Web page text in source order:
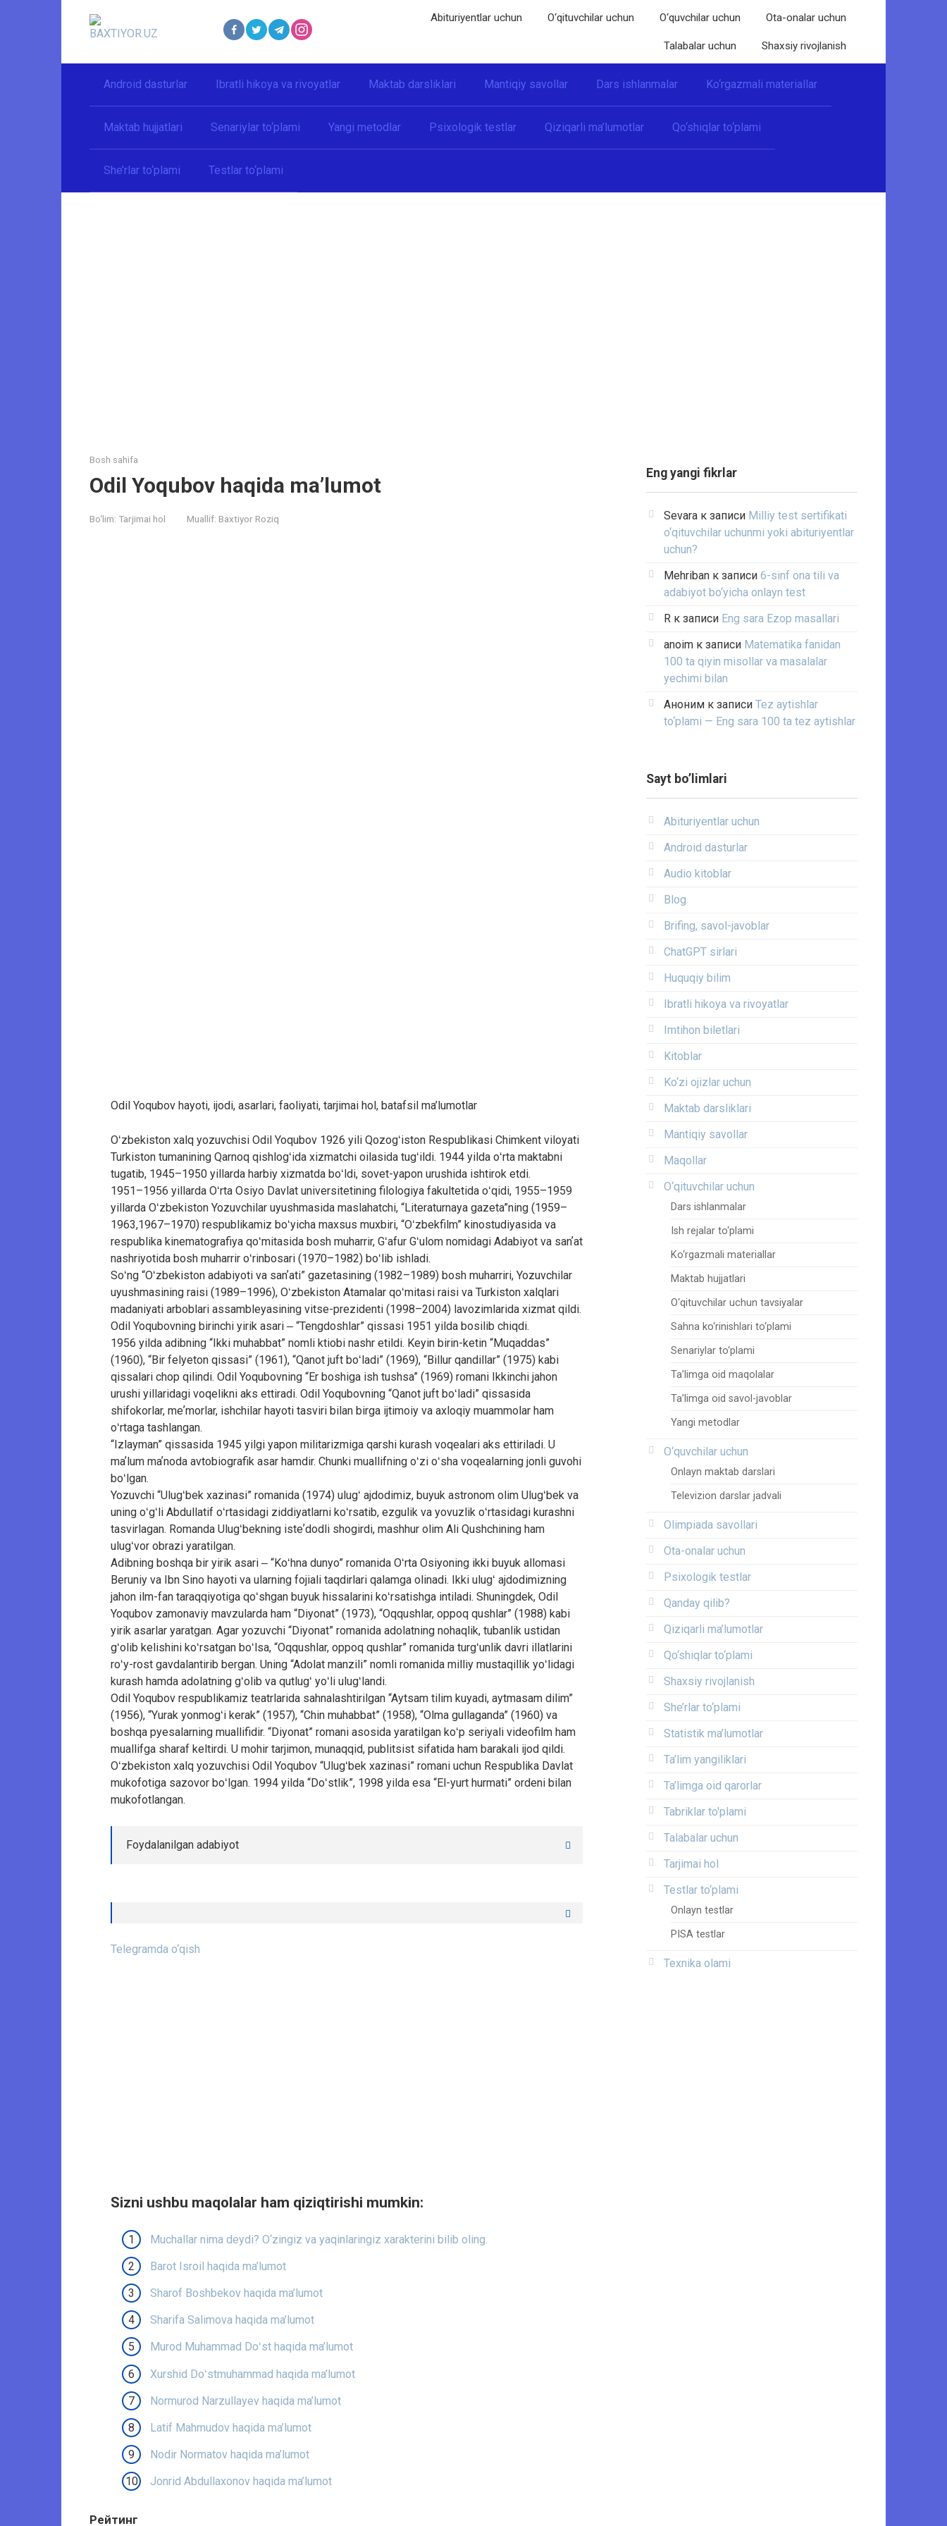
Abituriyentlar uchun O‘qituvchilar uchun O‘quvchilar uchun Ota-onalar uchun
Talabalar uchun Shaxsiy rivojlanish
Android dasturlar Ibratli hikoya va rivoyatlar Maktab darsliklari Mantiqiy savollar Dars ishlanmalar Ko‘rgazmali materiallar
Maktab hujjatlari Senariylar to‘plami Yangi metodlar Psixologik testlar Qiziqarli ma’lumotlar Qo‘shiqlar to‘plami
She’rlar to‘plami Testlar to‘plami
Bosh sahifa
Odil Yoqubov haqida ma’lumot
Bo‘lim: Tarjimai hol Muallif: Baxtiyor Roziq
Odil Yoqubov hayoti, ijodi, asarlari, faoliyati, tarjimai hol, batafsil ma’lumotlar
Oʻzbekiston xalq yozuvchisi Odil Yoqubov 1926 yili Qozogʻiston Respublikasi Chimkent viloyati
Turkiston tumanining Qarnoq qishlogʻida xizmatchi oilasida tugʻildi. 1944 yilda oʻrta maktabni
tugatib, 1945–1950 yillarda harbiy xizmatda boʻldi, sovet-yapon urushida ishtirok etdi.
1951–1956 yillarda Oʻrta Osiyo Davlat universitetining filologiya fakultetida oʻqidi, 1955–1959
yillarda Oʻzbekiston Yozuvchilar uyushmasida maslahatchi, “Literaturnaya gazeta”ning (1959–
1963,1967–1970) respublikamiz boʻyicha maxsus muxbiri, “Oʻzbekfilm” kinostudiyasida va
respublika kinematografiya qoʻmitasida bosh muharrir, Gʻafur Gʻulom nomidagi Adabiyot va sanʼat
nashriyotida bosh muharrir oʻrinbosari (1970–1982) boʻlib ishladi.
Soʻng “Oʻzbekiston adabiyoti va sanʼati” gazetasining (1982–1989) bosh muharriri, Yozuvchilar
uyushmasining raisi (1989–1996), Oʻzbekiston Atamalar qoʻmitasi raisi va Turkiston xalqlari
madaniyati arboblari assambleyasining vitse-prezidenti (1998–2004) lavozimlarida xizmat qildi.
Odil Yoqubovning birinchi yirik asari ‒ “Tengdoshlar” qissasi 1951 yilda bosilib chiqdi.
1956 yilda adibning “Ikki muhabbat” nomli ktiobi nashr etildi. Keyin birin-ketin “Muqaddas”
(1960), “Bir felyeton qissasi” (1961), “Qanot juft boʻladi” (1969), “Billur qandillar” (1975) kabi
qissalari chop qilindi. Odil Yoqubovning “Er boshiga ish tushsa” (1969) romani Ikkinchi jahon
urushi yillaridagi voqelikni aks ettiradi. Odil Yoqubovning “Qanot juft boʻladi” qissasida
shifokorlar, meʼmorlar, ishchilar hayoti tasviri bilan birga ijtimoiy va axloqiy muammolar ham
oʻrtaga tashlangan.
“Izlayman” qissasida 1945 yilgi yapon militarizmiga qarshi kurash voqealari aks ettiriladi. U
maʼlum maʼnoda avtobiografik asar hamdir. Chunki muallifning oʻzi oʻsha voqealarning jonli guvohi
boʻlgan.
Yozuvchi “Ulugʻbek xazinasi” romanida (1974) ulugʻ ajdodimiz, buyuk astronom olim Ulugʻbek va
uning oʻgʻli Abdullatif oʻrtasidagi ziddiyatlarni koʻrsatib, ezgulik va yovuzlik oʻrtasidagi kurashni
tasvirlagan. Romanda Ulugʻbekning isteʼdodli shogirdi, mashhur olim Ali Qushchining ham
ulugʻvor obrazi yaratilgan.
Adibning boshqa bir yirik asari ‒ “Koʻhna dunyo” romanida Oʻrta Osiyoning ikki buyuk allomasi
Beruniy va Ibn Sino hayoti va ularning fojiali taqdirlari qalamga olinadi. Ikki ulugʻ ajdodimizning
jahon ilm-fan taraqqiyotiga qoʻshgan buyuk hissalarini koʻrsatishga intiladi. Shuningdek, Odil
Yoqubov zamonaviy mavzularda ham “Diyonat” (1973), “Oqqushlar, oppoq qushlar” (1988) kabi
yirik asarlar yaratgan. Agar yozuvchi “Diyonat” romanida adolatning nohaqlik, tubanlik ustidan
gʻolib kelishini koʻrsatgan boʻlsa, “Oqqushlar, oppoq qushlar” romanida turgʻunlik davri illatlarini
roʻy-rost gavdalantirib bergan. Uning “Adolat manzili” nomli romanida milliy mustaqillik yoʻlidagi
kurash hamda adolatning gʻolib va qutlugʻ yoʻli ulugʻlandi.
Odil Yoqubov respublikamiz teatrlarida sahnalashtirilgan “Aytsam tilim kuyadi, aytmasam dilim”
(1956), “Yurak yonmogʻi kerak” (1957), “Chin muhabbat” (1958), “Olma gullaganda” (1960) va
boshqa pyesalarning muallifidir. “Diyonat” romani asosida yaratilgan koʻp seriyali videofilm ham
muallifga sharaf keltirdi. U mohir tarjimon, munaqqid, publitsist sifatida ham barakali ijod qildi.
Oʻzbekiston xalq yozuvchisi Odil Yoqubov “Ulugʻbek xazinasi” romani uchun Respublika Davlat
mukofotiga sazovor boʻlgan. 1994 yilda “Doʻstlik”, 1998 yilda esa “El-yurt hurmati” ordeni bilan
mukofotlangan.
Foydalanilgan adabiyot
Telegramda o‘qish
Sizni ushbu maqolalar ham qiziqtirishi mumkin:
Muchallar nima deydi? O‘zingiz va yaqinlaringiz xarakterini bilib oling.
Barot Isroil haqida ma’lumot
Sharof Boshbekov haqida ma’lumot
Sharifa Salimova haqida ma’lumot
Murod Muhammad Doʻst haqida ma’lumot
Xurshid Doʻstmuhammad haqida ma’lumot
Normurod Narzullayev haqida ma’lumot
Latif Mahmudov haqida ma’lumot
Nodir Normatov haqida ma’lumot
Jonrid Abdullaxonov haqida ma’lumot
Рейтинг
Eng yangi fikrlar
Sevara к записи Milliy test sertifikati
o‘qituvchilar uchunmi yoki abituriyentlar
uchun?
Mehriban к записи 6-sinf ona tili va
adabiyot bo‘yicha onlayn test
R к записи Eng sara Ezop masallari
anoim к записи Matematika fanidan
100 ta qiyin misollar va masalalar
yechimi bilan
Аноним к записи Tez aytishlar
to‘plami — Eng sara 100 ta tez aytishlar
Sayt bo’limlari
Abituriyentlar uchun
Android dasturlar
Audio kitoblar
Blog
Brifing, savol-javoblar
ChatGPT sirlari
Huquqiy bilim
Ibratli hikoya va rivoyatlar
Imtihon biletlari
Kitoblar
Ko‘zi ojizlar uchun
Maktab darsliklari
Mantiqiy savollar
Maqollar
O‘qituvchilar uchun
Dars ishlanmalar
Ish rejalar to‘plami
Ko‘rgazmali materiallar
Maktab hujjatlari
O‘qituvchilar uchun tavsiyalar
Sahna ko‘rinishlari to‘plami
Senariylar to‘plami
Ta’limga oid maqolalar
Ta’limga oid savol-javoblar
Yangi metodlar
O‘quvchilar uchun
Onlayn maktab darslari
Televizion darslar jadvali
Olimpiada savollari
Ota-onalar uchun
Psixologik testlar
Qanday qilib?
Qiziqarli ma’lumotlar
Qo‘shiqlar to‘plami
Shaxsiy rivojlanish
She’rlar to‘plami
Statistik ma’lumotlar
Ta’lim yangiliklari
Ta’limga oid qarorlar
Tabriklar to'plami
Talabalar uchun
Tarjimai hol
Testlar to‘plami
Onlayn testlar
PISA testlar
Texnika olami